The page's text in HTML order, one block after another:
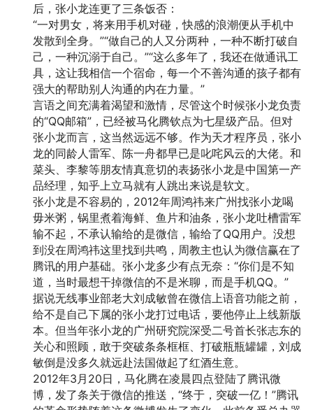
后，张小龙连更了三条饭否：
“一对男女，将来用手机对碰，快感的浪潮便从手机中
发散到全身。”“做自己的人又分两种，一种不断打破自
己，一种沉溺于自己。”“这么多年了，我还在做通讯工
具，这让我相信一个宿命，每一个不善沟通的孩子都有
强大的帮助别人沟通的内在力量。”
言语之间充满着渴望和激情，尽管这个时候张小龙负责
的“QQ邮箱”，已经被马化腾钦点为七星级产品。但对
张小龙而言，这当然远远不够。作为天才程序员，张小
龙的同龄人雷军、陈一舟都早已是叱咤风云的大佬。和
菜头、李黎等朋友情真意切的表扬张小龙是中国第一产
品经理，知乎上立马就有人跳出来说是软文。
张小龙是不容易的，2012年周鸿祎来广州找张小龙喝
毋米粥，锅里煮着海鲜、鱼片和油条，张小龙吐槽雷军
输不起，不承认输给的是微信，输给了QQ用户。没想
到没在周鸿祎这里找到共鸣，周教主也认为微信赢在了
腾讯的用户基础。张小龙多少有点无奈：“你们是不知
道，当时最想干掉微信的不是米聊，而是手机QQ。”
据说无线事业部老大刘成敏曾在微信上语音功能之前，
给不是自己下属的张小龙打过电话，要他停止上线新版
本。但当年张小龙的广州研究院深受二号首长张志东的
关心和照顾，敢于突破条条框框、打破瓶瓶罐罐，刘成
敏倒是没多久就远赴法国做起了红酒生意。
2012年3月20日，马化腾在凌晨四点登陆了腾讯微
博，发了条关于微信的推送，“终于，突破一亿！”腾讯